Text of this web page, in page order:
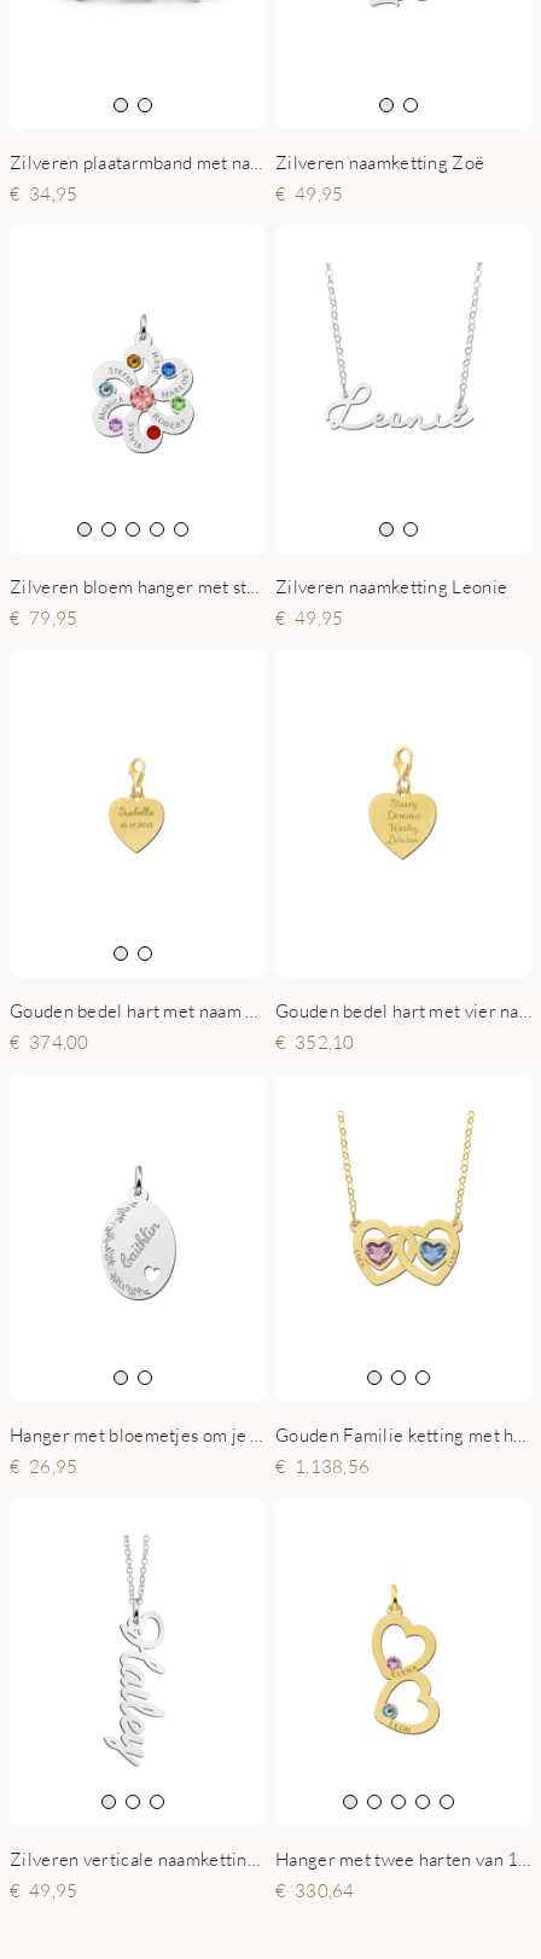
34,95
Zilveren naamketting Zoë
49,95
79,95
Zilveren naamketting Leonie
49,95
374,00
352,10
26,95
1.138,56
49,95
330,64